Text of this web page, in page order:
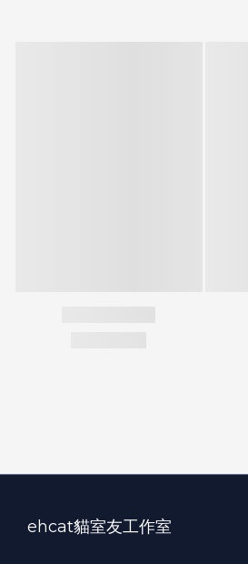
ehcat貓室友工作室